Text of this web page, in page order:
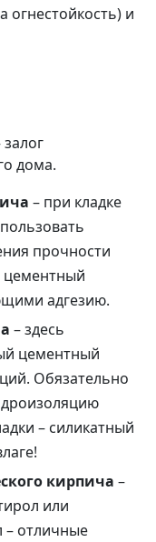
и
дома.
– при кладке
прочности
цементный
адгезию.
– здесь
цементный
Обязательно
– силикатный
кирпича –
или
– отличные